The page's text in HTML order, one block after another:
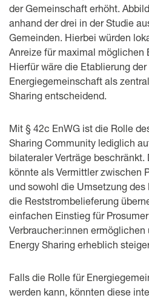
der Gemeinschaft erhöht.
anhand der drei in der Studie
Gemeinden. Hierbei würden
Anreize für maximal möglichen
Hierfür wäre die Etablierung der
Energiegemeinschaft als
Sharing entscheidend.
Mit § 42c EnWG ist die Rolle
Sharing Community lediglich
bilateraler Verträge
könnte als Vermittler zwischen
und sowohl die Umsetzung des
die Reststrombelieferung
einfachen Einstieg für
Verbraucher:innen
Energy Sharing erheblich
Falls die Rolle für
werden kann, könnten diese